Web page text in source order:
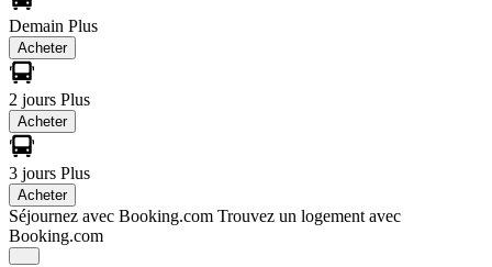
Demain Plus
Acheter
2 jours Plus
Acheter
3 jours Plus
Acheter
Séjournez avec Booking.com Trouvez un logement avec
Booking.com